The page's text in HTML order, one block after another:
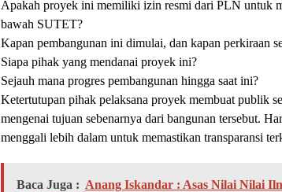
Apakah proyek ini memiliki izin resmi dari PLN untuk
bawah SUTET?
Kapan pembangunan ini dimulai, dan kapan perkiraan
Siapa pihak yang mendanai proyek ini?
Sejauh mana progres pembangunan hingga saat ini?
Ketertutupan pihak pelaksana proyek membuat publik
mengenai tujuan sebenarnya dari bangunan tersebut.
menggali lebih dalam untuk memastikan transparansi
Baca Juga : Anang Iskandar : Asas Nilai Nilai